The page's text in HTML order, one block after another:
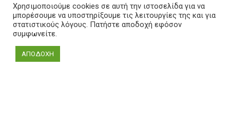
Χρησιμοποιούμε cookies σε αυτή την ιστοσελίδα για να
μπορέσουμε να υποστηρίξουμε τις λειτουργίες της και για
στατιστικούς λόγους. Πατήστε αποδοχή εφόσον
συμφωνείτε.
ΑΠΟΔΟΧΗ